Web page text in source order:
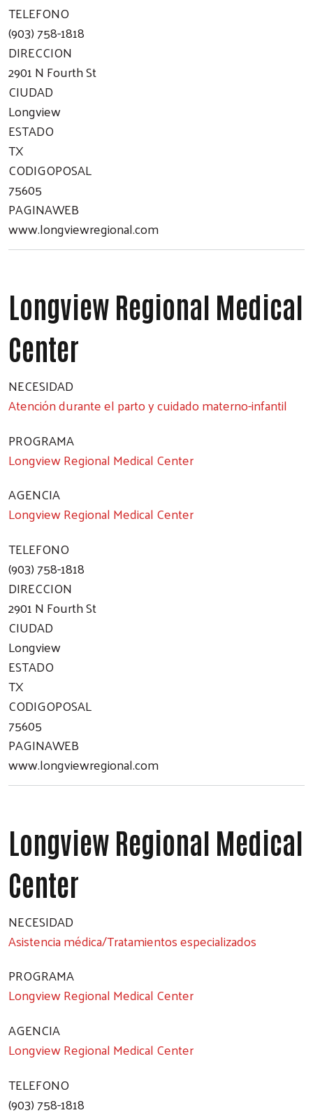
TELEFONO
(903) 758-1818
DIRECCION
2901 N Fourth St
CIUDAD
Longview
ESTADO
TX
CODIGOPOSAL
75605
PAGINAWEB
www.longviewregional.com
Longview Regional Medical
Center
NECESIDAD
Atención durante el parto y cuidado materno-infantil
PROGRAMA
Longview Regional Medical Center
AGENCIA
Longview Regional Medical Center
TELEFONO
(903) 758-1818
DIRECCION
2901 N Fourth St
CIUDAD
Longview
ESTADO
TX
CODIGOPOSAL
75605
PAGINAWEB
www.longviewregional.com
Longview Regional Medical
Center
NECESIDAD
Asistencia médica/Tratamientos especializados
PROGRAMA
Longview Regional Medical Center
AGENCIA
Longview Regional Medical Center
TELEFONO
(903) 758-1818